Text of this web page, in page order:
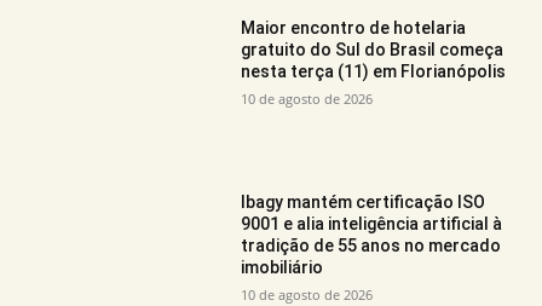
Maior encontro de hotelaria
gratuito do Sul do Brasil começa
nesta terça (11) em Florianópolis
10 de agosto de 2026
Ibagy mantém certificação ISO
9001 e alia inteligência artificial à
tradição de 55 anos no mercado
imobiliário
10 de agosto de 2026